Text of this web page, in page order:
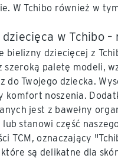
W Tchibo również w
w Tchibo –
bielizny dziecięcej z
szeroką paletę modeli,
do Twojego dziecka.
komfort noszenia.
jest z bawełny
stanowi część
TCM, oznaczający
są delikatne dla